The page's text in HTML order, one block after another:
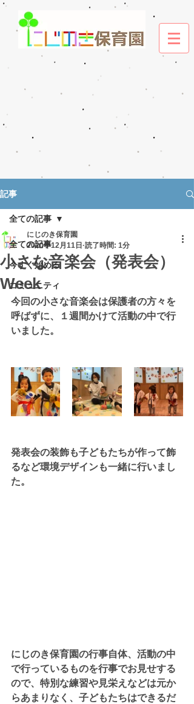
記事
全ての記事
今すぐ始める
コミュニティ
全ての記事
小さな音楽会（発表会）
Week
にじのき保育園
2020年12月11日 読了時間: 1分
今回の小さな音楽会は保護者の方々を
呼ばずに、１週間かけて活動の中で行
いました。
発表会の装飾も子どもたちが作って飾
るなど環境デザインも一緒に行いまし
た。
にじのき保育園の行事自体、活動の中
で行っているものを行事でお見せする
ので、特別な練習や見栄えなどは元か
らあまりなく、子どもたちはできるだ